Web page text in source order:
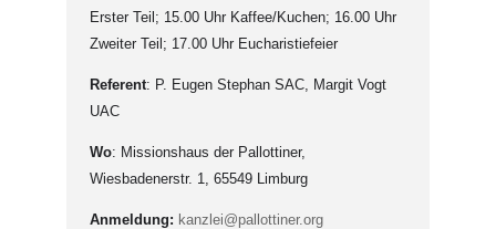
Erster Teil; 15.00 Uhr Kaffee/Kuchen; 16.00 Uhr
Zweiter Teil; 17.00 Uhr Eucharistiefeier
Referent: P. Eugen Stephan SAC, Margit Vogt
UAC
Wo: Missionshaus der Pallottiner,
Wiesbadenerstr. 1, 65549 Limburg
Anmeldung: kanzlei@pallottiner.org